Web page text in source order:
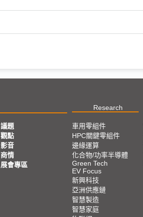
Research
議題
觀點
影音
商情
展會專區
車用零組件
HPC關鍵零組件
邊緣運算
化合物/功率半導體
Green Tech
EV Focus
新興科技
亞洲供應鏈
智慧製造
智慧家庭